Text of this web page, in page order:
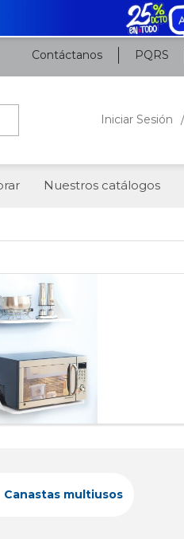
Contáctanos PQRS
Iniciar Sesión
Nuestros catálogos
Canastas multiusos